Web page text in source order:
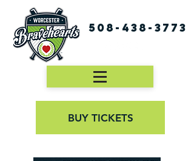
508-438-3773
BUY TICKETS